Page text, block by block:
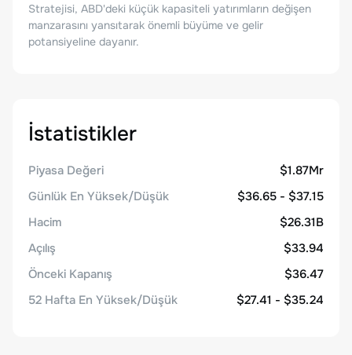
Stratejisi, ABD'deki küçük kapasiteli yatırımların değişen
manzarasını yansıtarak önemli büyüme ve gelir
potansiyeline dayanır.
İstatistikler
Piyasa Değeri
$1.87Mr
Günlük En Yüksek/Düşük
$36.65 - $37.15
Hacim
$26.31B
Açılış
$33.94
Önceki Kapanış
$36.47
52 Hafta En Yüksek/Düşük
$27.41 - $35.24